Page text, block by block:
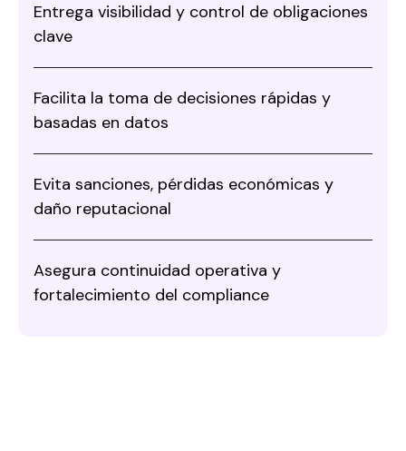
Entrega visibilidad y control de obligaciones
clave
Facilita la toma de decisiones rápidas y
basadas en datos
Evita sanciones, pérdidas económicas y
daño reputacional
Asegura continuidad operativa y
fortalecimiento del compliance